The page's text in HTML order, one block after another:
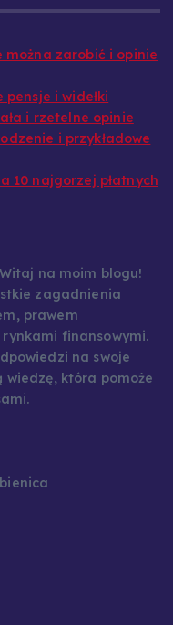
można zarobić i opinie
i widełki
i rzetelne opinie
i przykładowe
10 najgorzej płatnych
na moim blogu!
zagadnienia
prawem
finansowymi.
na swoje
która pomoże